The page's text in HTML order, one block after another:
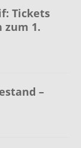
Tickets
1.
–